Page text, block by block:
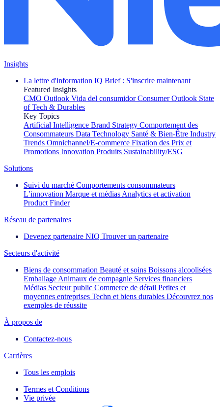
Insights
La lettre d'information IQ Brief : S'inscrire maintenant
Featured Insights
CMO Outlook Vida del consumidor Consumer Outlook State
of Tech & Durables
Key Topics
Artificial Intelligence Brand Strategy Comportement des
Consommateurs Data Technology Santé & Bien-Être Industry
Trends Omnichannel/E-commerce Fixation des Prix et
Promotions Innovation Produits Sustainability/ESG
Solutions
Suivi du marché Comportements consommateurs
L’innovation Marque et médias Analytics et activation
Product Finder
Réseau de partenaires
Devenez partenaire NIQ Trouver un partenaire
Secteurs d'activité
Biens de consommation Beauté et soins Boissons alcoolisées
Emballage Animaux de compagnie Services financiers
Médias Secteur public Commerce de détail Petites et
moyennes entreprises Techn et biens durables Découvrez nos
exemples de réussite
À propos de
Contactez-nous
Carrières
Tous les emplois
Termes et Conditions
Vie privée